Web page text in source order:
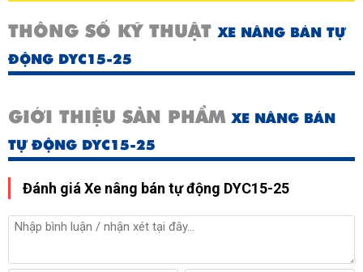
THÔNG SỐ KỸ THUẬTXE NÂNG BÁN TỰ
ĐỘNG DYC15-25
GIỚI THIỆU SẢN PHẨMXE NÂNG BÁN
TỰ ĐỘNG DYC15-25
Đánh giá Xe nâng bán tự động DYC15-25